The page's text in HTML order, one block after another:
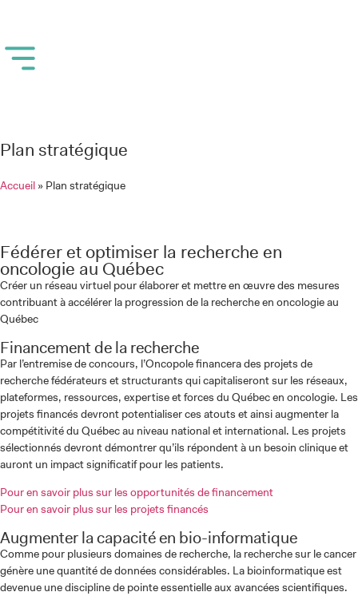
Plan stratégique
Accueil » Plan stratégique
Fédérer et optimiser la recherche en
oncologie au Québec
Créer un réseau virtuel pour élaborer et mettre en œuvre des mesures
contribuant à accélérer la progression de la recherche en oncologie au
Québec
Financement de la recherche
Par l’entremise de concours, l’Oncopole financera des projets de
recherche fédérateurs et structurants qui capitaliseront sur les réseaux,
plateformes, ressources, expertise et forces du Québec en oncologie. Les
projets financés devront potentialiser ces atouts et ainsi augmenter la
compétitivité du Québec au niveau national et international. Les projets
sélectionnés devront démontrer qu’ils répondent à un besoin clinique et
auront un impact significatif pour les patients.
Pour en savoir plus sur les opportunités de financement
Pour en savoir plus sur les projets financés
Augmenter la capacité en bio-informatique
Comme pour plusieurs domaines de recherche, la recherche sur le cancer
génère une quantité de données considérables. La bioinformatique est
devenue une discipline de pointe essentielle aux avancées scientifiques.